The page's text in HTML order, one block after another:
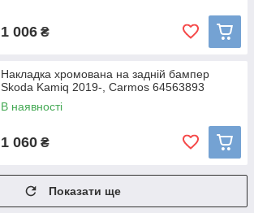
1 006 ₴
Накладка хромована на задній бампер
Skoda Kamiq 2019-, Carmos 64563893
В наявності
1 060 ₴
Показати ще